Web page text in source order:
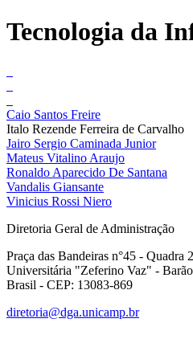
Tecnologia da
Caio Santos Freire
Italo Rezende Ferreira de Carvalho
Jairo Sergio Caminada Junior
Mateus Vitalino Araujo
Ronaldo Aparecido De Santana
Vandalis Giansante
Vinicius Rossi Niero
Diretoria Geral de Administração
Praça das Bandeiras n°45 - Quadra
Universitária "Zeferino Vaz" -
Brasil - CEP: 13083-869
diretoria@dga.unicamp.br